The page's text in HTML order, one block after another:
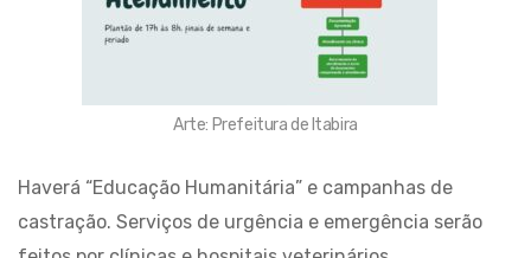
Arte: Prefeitura de Itabira
Haverá “Educação Humanitária” e campanhas de
castração. Serviços de urgência e emergência serão